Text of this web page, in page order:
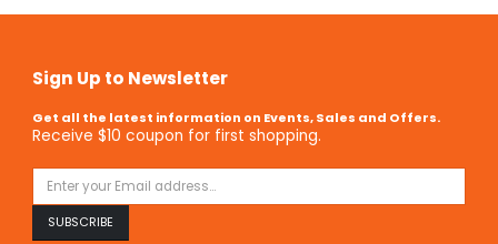
Sign Up to Newsletter
Get all the latest information on Events, Sales and Offers.
Receive $10 coupon for first shopping.